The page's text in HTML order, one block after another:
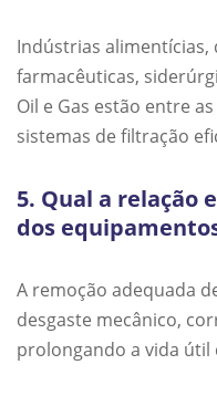
Indústrias
farmacêuticas,
Oil e Gas estão entre
sistemas de filtração
5. Qual a relação
dos
A remoção adequada
desgaste mecânico,
prolongando a vida